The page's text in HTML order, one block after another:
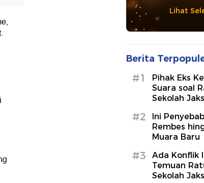
Lihat
Berita
#1
Pihak Eks
Suara soal
Sekolah
#2
Ini
Rembes
Muara Baru
#3
Ada Konflik
Temuan
Sekolah